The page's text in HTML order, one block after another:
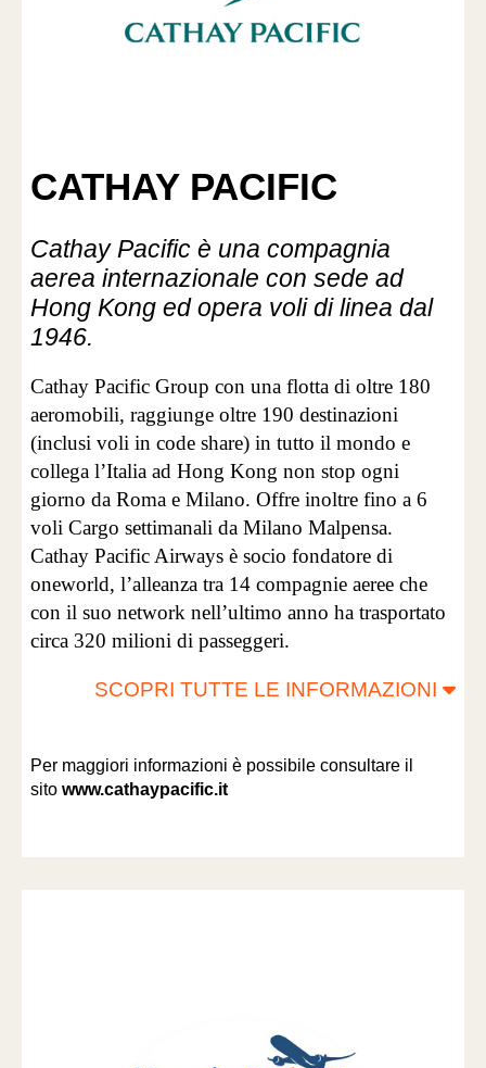
CATHAY PACIFIC
Cathay Pacific è una compagnia
aerea internazionale con sede ad
Hong Kong ed opera voli di linea dal
1946.
Cathay Pacific Group con una flotta di oltre 180
aeromobili, raggiunge oltre 190 destinazioni
(inclusi voli in code share) in tutto il mondo e
collega l’Italia ad Hong Kong non stop ogni
giorno da Roma e Milano. Offre inoltre fino a 6
voli Cargo settimanali da Milano Malpensa.
Cathay Pacific Airways è socio fondatore di
oneworld, l’alleanza tra 14 compagnie aeree che
con il suo network nell’ultimo anno ha trasportato
circa 320 milioni di passeggeri.
SCOPRI TUTTE LE INFORMAZIONI
Per maggiori informazioni è possibile consultare il
sitowww.cathaypacific.it